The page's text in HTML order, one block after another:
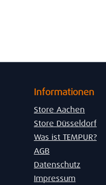
Informationen
Store Aachen
Store Düsseldorf
Was ist TEMPUR?
AGB
Datenschutz
Impressum